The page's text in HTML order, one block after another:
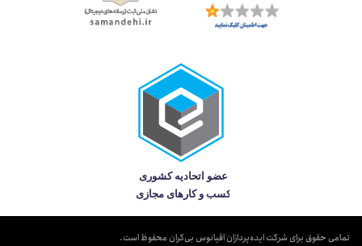
تمامی حقوق برای شرکت ایده‌پردازان اقیانوس بی‌کران محفوظ است.